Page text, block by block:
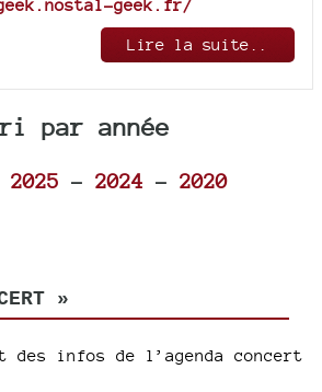
geek.fr/
Lire la suite..
par année
2025 - 2024 - 2020
»
des infos de l’agenda concert